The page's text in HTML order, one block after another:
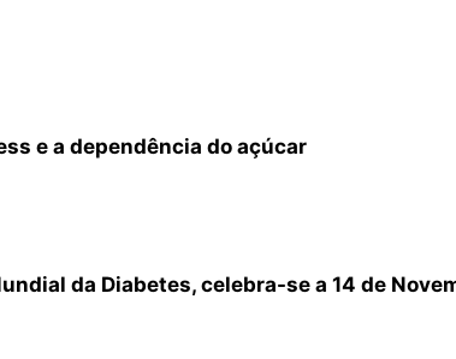
e a dependência do açúcar
da Diabetes, celebra-se a 14 de